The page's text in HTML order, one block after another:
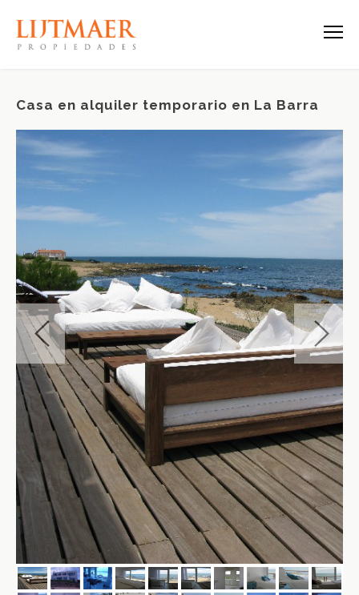
Casa en alquiler temporario en La Barra